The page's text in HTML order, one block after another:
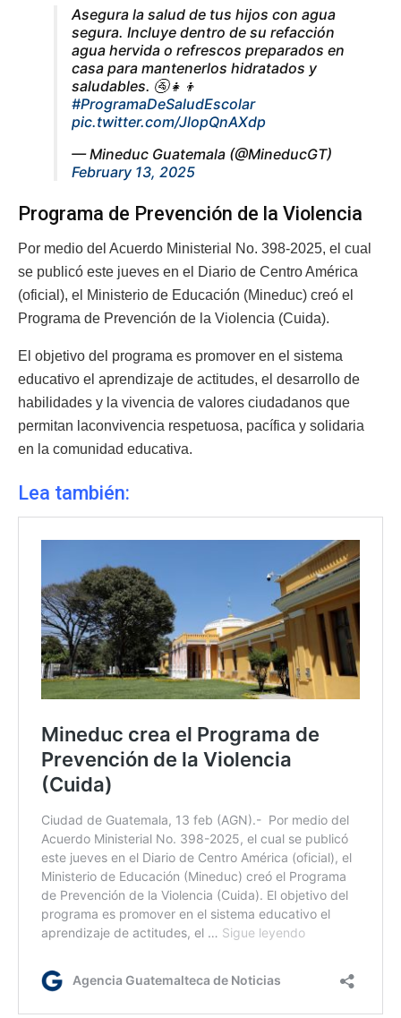
Asegura la salud de tus hijos con agua
segura. Incluye dentro de su refacción
agua hervida o refrescos preparados en
casa para mantenerlos hidratados y
saludables. 🚰👧👦
#ProgramaDeSaludEscolar
pic.twitter.com/JlopQnAXdp
— Mineduc Guatemala (@MineducGT)
February 13, 2025
Programa de Prevención de la Violencia
Por medio del Acuerdo Ministerial No. 398-2025, el cual
se publicó este jueves en el Diario de Centro América
(oficial), el Ministerio de Educación (Mineduc) creó el
Programa de Prevención de la Violencia (Cuida).
El objetivo del programa es promover en el sistema
educativo el aprendizaje de actitudes, el desarrollo de
habilidades y la vivencia de valores ciudadanos que
permitan laconvivencia respetuosa, pacífica y solidaria
en la comunidad educativa.
Lea también: